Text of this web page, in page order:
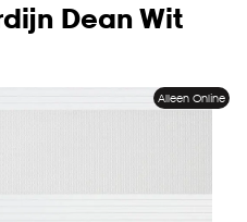
Dean Wit
Alleen Online